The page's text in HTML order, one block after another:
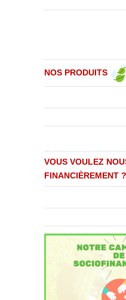
NOS PRODUITS
VOUS VOULEZ
FINANCIÈREMENT ?